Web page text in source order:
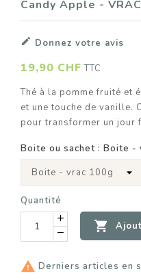
Candy Apple -
 Donnez votre avis
19,90 CHF TTC
Thé à la pomme fruité et
et une touche de vanille.
pour transformer un jour
Boite ou sachet : Boite -
Quantité

 Derniers articles en